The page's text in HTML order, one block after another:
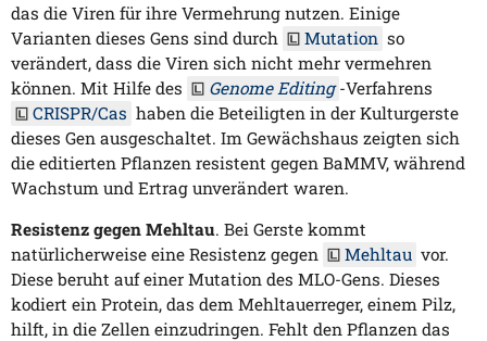
das die Viren für ihre Vermehrung nutzen. Einige
Varianten dieses Gens sind durch
Mutation so
verändert, dass die Viren sich nicht mehr vermehren
können. Mit Hilfe des
Genome Editing -Verfahrens
CRISPR/Cas haben die Beteiligten in der Kulturgerste
dieses Gen ausgeschaltet. Im Gewächshaus zeigten sich
die editierten Pflanzen resistent gegen BaMMV, während
Wachstum und Ertrag unverändert waren.
Resistenz gegen Mehltau. Bei Gerste kommt
natürlicherweise eine Resistenz gegen
Mehltau vor.
Diese beruht auf einer Mutation des MLO-Gens. Dieses
kodiert ein Protein, das dem Mehltauerreger, einem Pilz,
hilft, in die Zellen einzudringen. Fehlt den Pflanzen das